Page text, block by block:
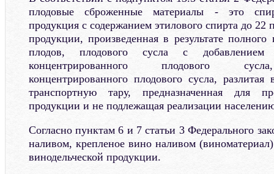
плодовые сброженные материалы - это
продукция с содержанием этилового спирта до 22
продукции, произведенная в результате
плодов, плодового сусла с
концентрированного плодового
концентрированного плодового сусла,
транспортную тару, предназначенная для
продукции и не подлежащая реализации
Согласно пунктам 6 и 7 статьи 3 Федерального
наливом, крепленое вино наливом (виноматериал)
винодельческой продукции.